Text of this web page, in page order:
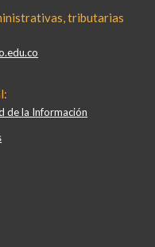
tributarias
de la Información